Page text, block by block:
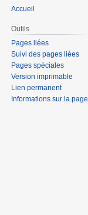
Accueil
Outils
Pages liées
Suivi des pages liées
Pages spéciales
Version imprimable
Lien permanent
Informations sur la page